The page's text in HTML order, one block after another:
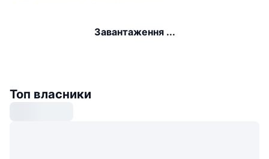
Завантаження ...
Топ власники